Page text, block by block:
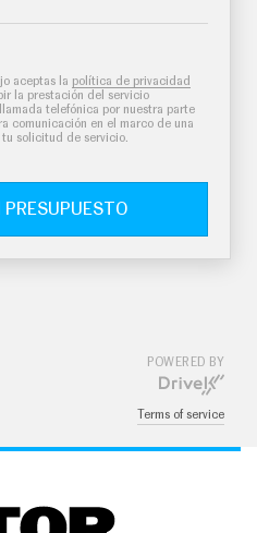
aceptas la política de privacidad
la prestación del servicio
telefónica por nuestra parte
comunicación en el marco de una
solicitud de servicio.
PRESUPUESTO
POWERED BY
Terms of service